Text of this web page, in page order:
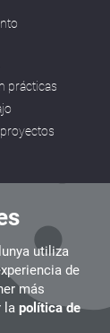
utiliza
de
más
la política de
prácticas